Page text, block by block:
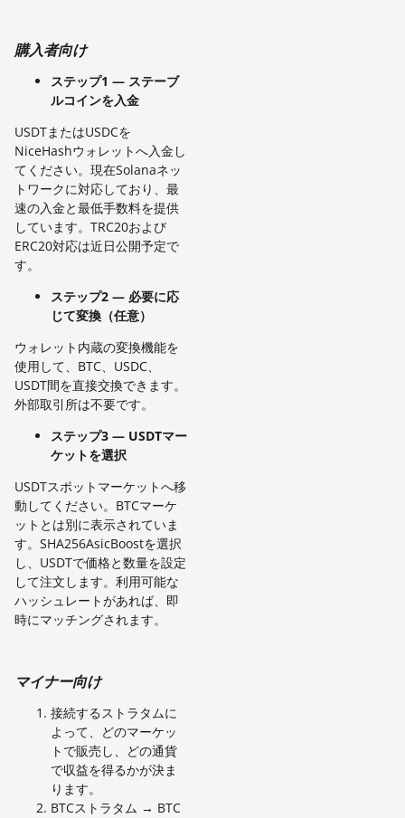
購入者向け
ステップ1 — ステーブ
ルコインを入金
USDTまたはUSDCを
NiceHashウォレットへ入金し
てください。現在Solanaネッ
トワークに対応しており、最
速の入金と最低手数料を提供
しています。TRC20および
ERC20対応は近日公開予定で
す。
ステップ2 — 必要に応
じて変換（任意）
ウォレット内蔵の変換機能を
使用して、BTC、USDC、
USDT間を直接交換できます。
外部取引所は不要です。
ステップ3 — USDTマー
ケットを選択
USDTスポットマーケットへ移
動してください。BTCマーケ
ットとは別に表示されていま
す。SHA256AsicBoostを選択
し、USDTで価格と数量を設定
して注文します。利用可能な
ハッシュレートがあれば、即
時にマッチングされます。
マイナー向け
接続するストラタムに
よって、どのマーケッ
トで販売し、どの通貨
で収益を得るかが決ま
ります。
BTCストラタム → BTC